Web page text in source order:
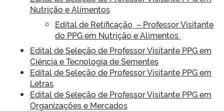
Nutrição e Alimentos
Edital de Retificação – Professor Visitante
do PPGem Nutrição e Alimentos
Edital de Seleção de Professor Visitante PPG em
Ciência e Tecnologia de Sementes
Edital de Seleção de Professor Visitante PPG em
Letras
Edital de Seleção de Professor Visitante PPG em
Organizações e Mercados